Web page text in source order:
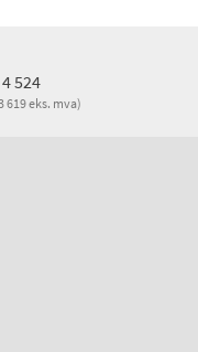
524
619 eks. mva)